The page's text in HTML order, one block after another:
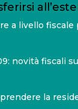
a livello
novità fiscali
la